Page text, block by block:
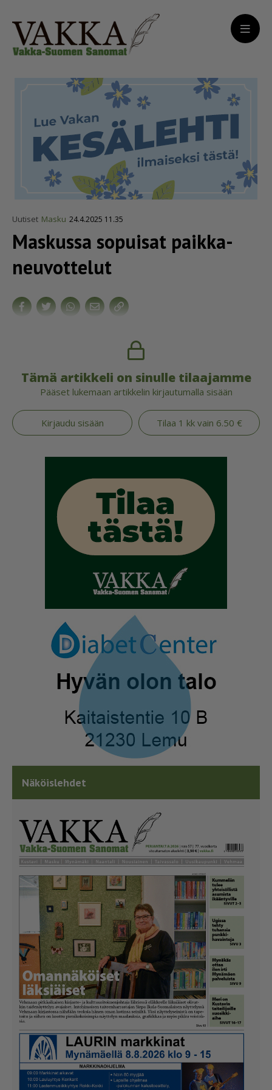
Uutiset Masku 24.4.2025 11.35
Maskussa sopuisat paikka­
neu­vot­telut
Tämä artikkeli on sinulle tilaajamme
Pääset lukemaan artikkelin kirjautumalla sisään
Kirjaudu sisään Tilaa 1 kk vain 6.50 €
Näköislehdet